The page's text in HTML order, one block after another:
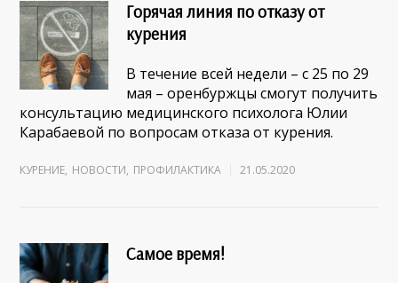
Горячая линия по отказу от
курения
В течение всей недели – с 25 по 29
мая – оренбуржцы смогут получить
консультацию медицинского психолога Юлии
Карабаевой по вопросам отказа от курения.
КУРЕНИЕ, НОВОСТИ, ПРОФИЛАКТИКА 21.05.2020
Самое время!